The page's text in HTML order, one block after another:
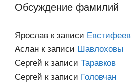
Обсуждение фамилий
Ярослав к записи Евстифеев
Аслан к записи Шавлоховы
Сергей к записи Таравков
Сергей к записи Головчан